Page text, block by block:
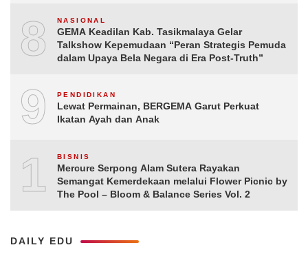
8 NASIONAL
GEMA Keadilan Kab. Tasikmalaya Gelar
Talkshow Kepemudaan “Peran Strategis Pemuda
dalam Upaya Bela Negara di Era Post-Truth”
9 PENDIDIKAN
Lewat Permainan, BERGEMA Garut Perkuat
Ikatan Ayah dan Anak
10BISNIS
Mercure Serpong Alam Sutera Rayakan
Semangat Kemerdekaan melalui Flower Picnic by
The Pool – Bloom & Balance Series Vol. 2
DAILY EDU